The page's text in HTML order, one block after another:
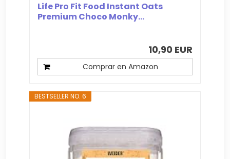
Life Pro Fit Food Instant Oats
Premium Choco Monky...
10,90 EUR
Comprar en Amazon
BESTSELLER NO. 6